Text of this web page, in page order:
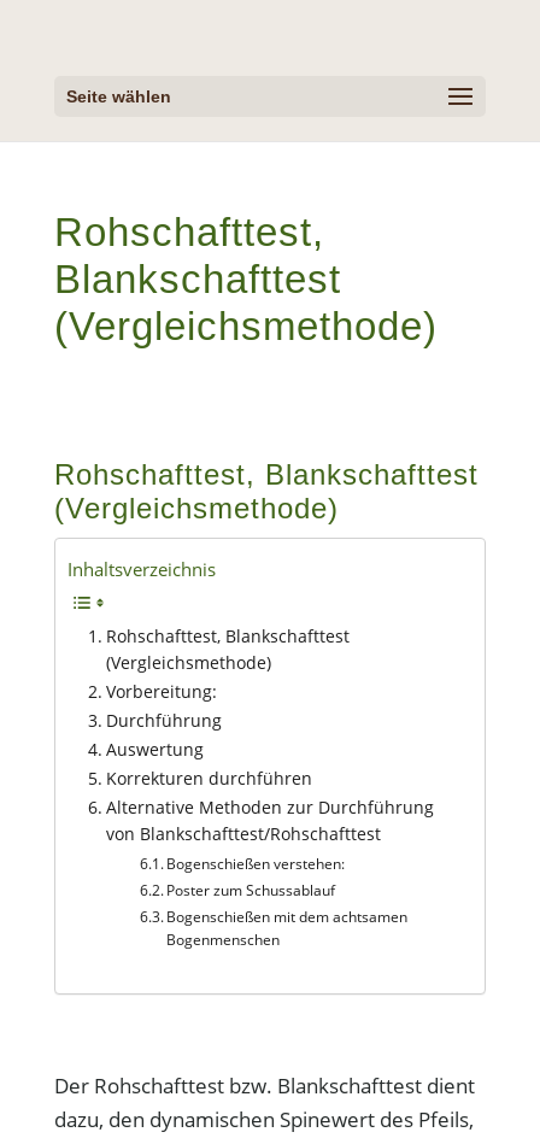
Seite wählen
Rohschafttest,
Blankschafttest
(Vergleichsmethode)
Rohschafttest, Blankschafttest
(Vergleichsmethode)
Inhaltsverzeichnis
Rohschafttest, Blankschafttest
(Vergleichsmethode)
Vorbereitung:
Durchführung
Auswertung
Korrekturen durchführen
Alternative Methoden zur Durchführung
von Blankschafttest/Rohschafttest
Bogenschießen verstehen:
Poster zum Schussablauf
Bogenschießen mit dem achtsamen
Bogenmenschen
Der Rohschafttest bzw. Blankschafttest dient
dazu, den dynamischen Spinewert des Pfeils,